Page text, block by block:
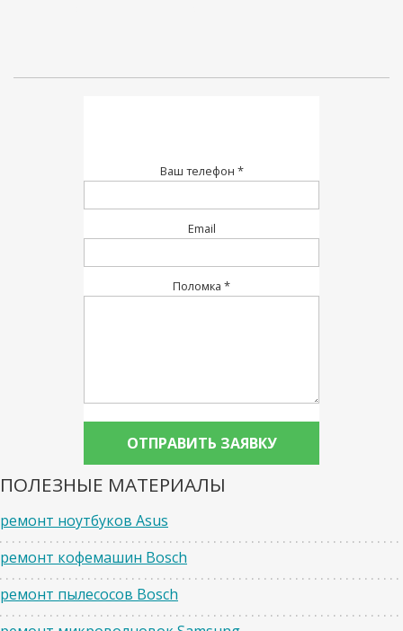
Ваш телефон *
Email
Поломка *
ПОЛЕЗНЫЕ МАТЕРИАЛЫ
ремонт ноутбуков Asus
ремонт кофемашин Bosch
ремонт пылесосов Bosch